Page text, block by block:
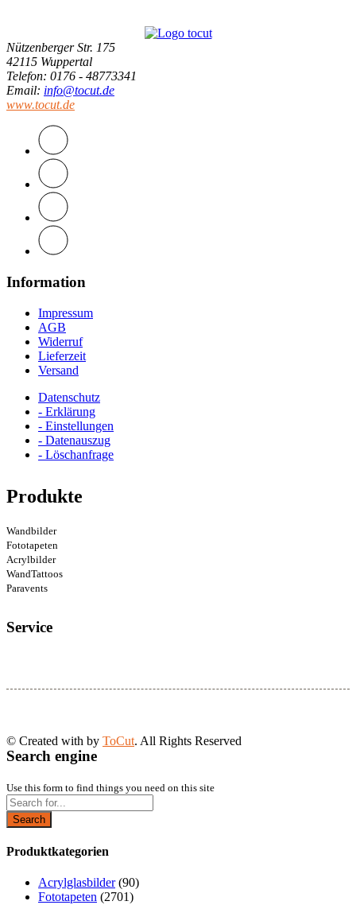
Nützenberger Str. 175
42115 Wuppertal
Telefon: 0176 - 48773341
Email: info@tocut.de
www.tocut.de
Information
Impressum
AGB
Widerruf
Lieferzeit
Versand
Datenschutz
- Erklärung
- Einstellungen
- Datenauszug
- Löschanfrage
Produkte
Wandbilder
Fototapeten
Acrylbilder
WandTattoos
Paravents
Service
© Created with by ToCut. All Rights Reserved
Search engine
Use this form to find things you need on this site
Search
Produktkategorien
Acrylglasbilder (90)
Fototapeten (2701)